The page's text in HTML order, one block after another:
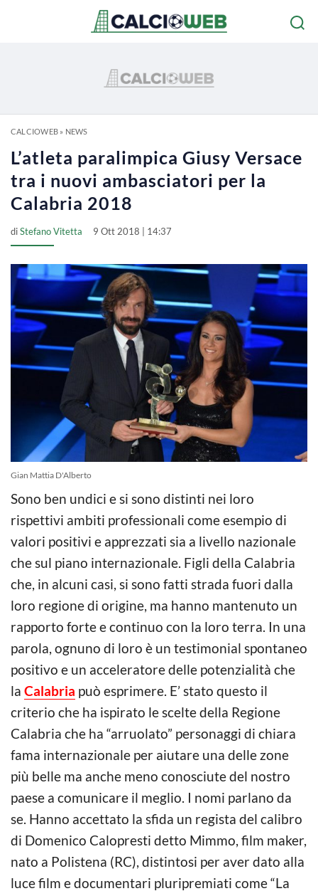
CALCIOWEB» NEWS
L’atleta paralimpica Giusy Versace
tra i nuovi ambasciatori per la
Calabria 2018
diStefano Vitetta 9 Ott 2018 | 14:37
Gian Mattia D'Alberto
Sono ben undici e si sono distinti nei loro
rispettivi ambiti professionali come esempio di
valori positivi e apprezzati sia a livello nazionale
che sul piano internazionale. Figli della Calabria
che, in alcuni casi, si sono fatti strada fuori dalla
loro regione di origine, ma hanno mantenuto un
rapporto forte e continuo con la loro terra. In una
parola, ognuno di loro è un testimonial spontaneo
positivo e un acceleratore delle potenzialità che
la Calabria può esprimere. E’ stato questo il
criterio che ha ispirato le scelte della Regione
Calabria che ha “arruolato” personaggi di chiara
fama internazionale per aiutare una delle zone
più belle ma anche meno conosciute del nostro
paese a comunicare il meglio. I nomi parlano da
se. Hanno accettato la sfida un regista del calibro
di Domenico Calopresti detto Mimmo, film maker,
nato a Polistena (RC), distintosi per aver dato alla
luce film e documentari pluripremiati come “La